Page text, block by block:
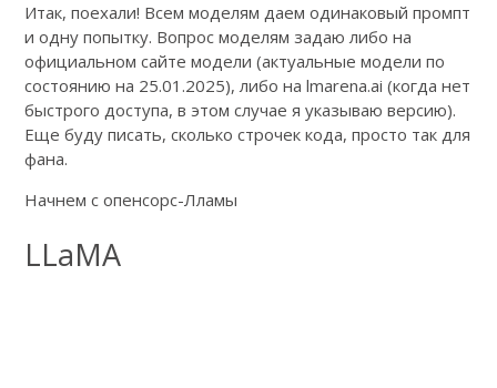
Итак, поехали! Всем моделям даем одинаковый промпт
и одну попытку. Вопрос моделям задаю либо на
официальном сайте модели (актуальные модели по
состоянию на 25.01.2025), либо на lmarena.ai (когда нет
быстрого доступа, в этом случае я указываю версию).
Еще буду писать, сколько строчек кода, просто так для
фана.
Начнем с опенсорс-Лламы
LLaMA